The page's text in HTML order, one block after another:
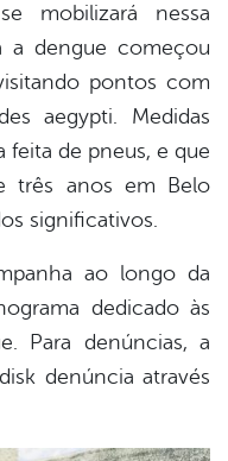
mobilizará nessa
a dengue começou
pontos com
aegypti. Medidas
feita de pneus, e que
três anos em Belo
significativos.
ao longo da
dedicado às
Para denúncias, a
denúncia através